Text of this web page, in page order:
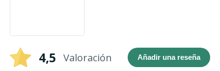
4,5 Valoración Añadir una reseña